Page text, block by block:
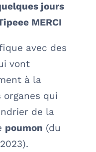
jours
MERCI
avec des
vont
à la
qui
de la
poumon (du